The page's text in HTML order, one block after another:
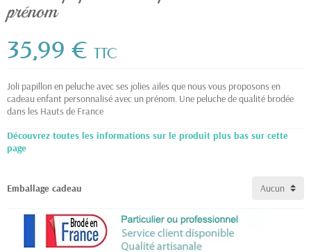
prénom
35,99 € TTC
Joli papillon en peluche avec ses jolies ailes que nous vous proposons en
cadeau enfant personnalisé avec un prénom. Une peluche de qualité brodée
dans les Hauts de France
Découvrez toutes les informations sur le produit plus bas sur cette
page
Emballage cadeau